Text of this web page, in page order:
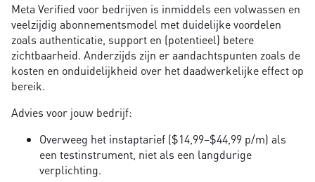
Meta Verified voor bedrijven is inmiddels een volwassen en
veelzijdig abonnementsmodel met duidelijke voordelen
zoals authenticatie, support en (potentieel) betere
zichtbaarheid. Anderzijds zijn er aandachtspunten zoals de
kosten en onduidelijkheid over het daadwerkelijke effect op
bereik.
Advies voor jouw bedrijf:
Overweeg het instaptarief ($14,99–$44,99 p/m) als
een testinstrument, niet als een langdurige
verplichting.